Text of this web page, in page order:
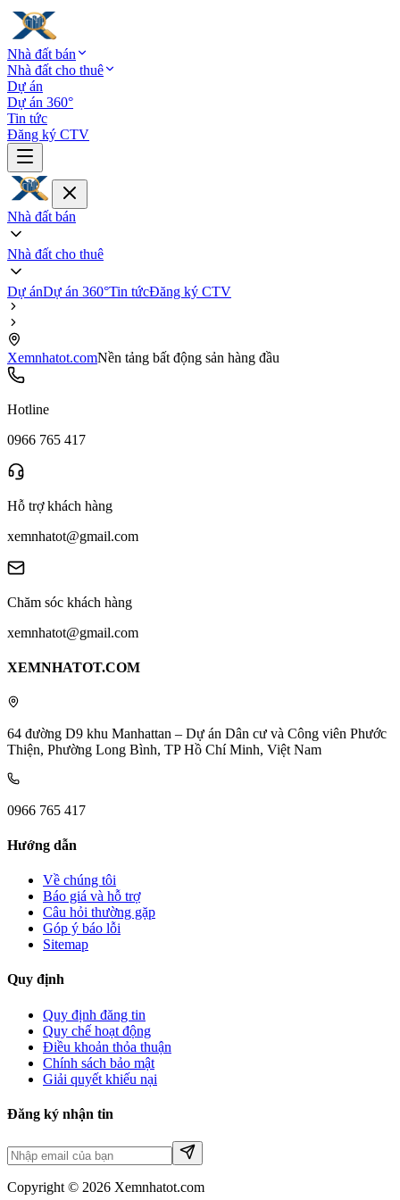
Nhà đất bán
Nhà đất cho thuê
Dự án
Dự án 360°
Tin tức
Đăng ký CTV
Nhà đất bán
Nhà đất cho thuê
Dự ánDự án 360°Tin tứcĐăng ký CTV
Xemnhatot.comNền tảng bất động sản hàng đầu
Hotline
0966 765 417
Hỗ trợ khách hàng
xemnhatot@gmail.com
Chăm sóc khách hàng
xemnhatot@gmail.com
XEMNHATOT.COM
64 đường D9 khu Manhattan – Dự án Dân cư và Công viên Phước
Thiện, Phường Long Bình, TP Hồ Chí Minh, Việt Nam
0966 765 417
Hướng dẫn
Về chúng tôi
Báo giá và hỗ trợ
Câu hỏi thường gặp
Góp ý báo lỗi
Sitemap
Quy định
Quy định đăng tin
Quy chế hoạt động
Điều khoản thỏa thuận
Chính sách bảo mật
Giải quyết khiếu nại
Đăng ký nhận tin
Copyright © 2026 Xemnhatot.com